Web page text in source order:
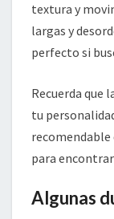
textura y
largas y
perfecto si
Recuerda que
tu
para
Algunas